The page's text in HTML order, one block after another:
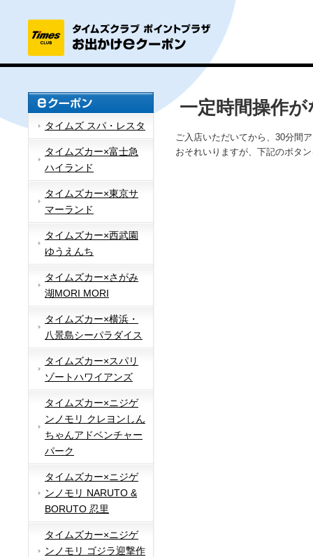
タイムズ スパ・レスタ
タイムズカー×富士急
ハイランド
タイムズカー×東京サ
マーランド
タイムズカー×西武園
ゆうえんち
タイムズカー×さがみ
湖MORI MORI
タイムズカー×横浜・
八景島シーパラダイス
タイムズカー×スパリ
ゾートハワイアンズ
タイムズカー×ニジゲ
ンノモリ クレヨンしん
ちゃんアドベンチャー
パーク
タイムズカー×ニジゲ
ンノモリ NARUTO &
BORUTO 忍里
タイムズカー×ニジゲ
ンノモリ ゴジラ迎撃作
一定時間操作
ご入店いただいてから、30分間
おそれいりますが、下記のボタ